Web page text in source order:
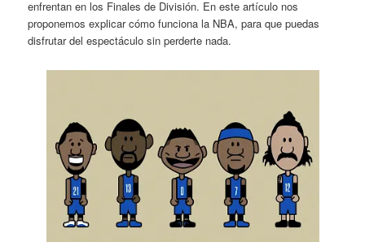
enfrentan en los Finales de División. En este artículo nos
proponemos explicar cómo funciona la NBA, para que puedas
disfrutar del espectáculo sin perderte nada.